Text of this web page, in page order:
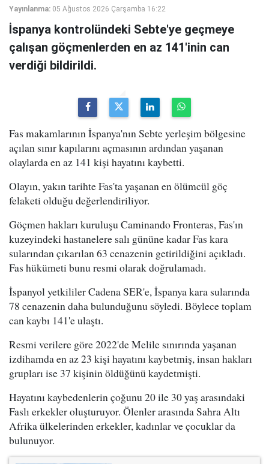
Yayınlanma: 05 Ağustos 2026 Çarşamba 16:22
İspanya kontrolündeki Sebte'ye geçmeye
çalışan göçmenlerden en az 141'inin can
verdiği bildirildi.
Fas makamlarının İspanya'nın Sebte yerleşim bölgesine
açılan sınır kapılarını açmasının ardından yaşanan
olaylarda en az 141 kişi hayatını kaybetti.
Olayın, yakın tarihte Fas'ta yaşanan en ölümcül göç
felaketi olduğu değerlendiriliyor.
Göçmen hakları kuruluşu Caminando Fronteras, Fas'ın
kuzeyindeki hastanelere salı gününe kadar Fas kara
sularından çıkarılan 63 cenazenin getirildiğini açıkladı.
Fas hükümeti bunu resmi olarak doğrulamadı.
İspanyol yetkililer Cadena SER'e, İspanya kara sularında
78 cenazenin daha bulunduğunu söyledi. Böylece toplam
can kaybı 141'e ulaştı.
Resmi verilere göre 2022'de Melile sınırında yaşanan
izdihamda en az 23 kişi hayatını kaybetmiş, insan hakları
grupları ise 37 kişinin öldüğünü kaydetmişti.
Hayatını kaybedenlerin çoğunu 20 ile 30 yaş arasındaki
Faslı erkekler oluşturuyor. Ölenler arasında Sahra Altı
Afrika ülkelerinden erkekler, kadınlar ve çocuklar da
bulunuyor.